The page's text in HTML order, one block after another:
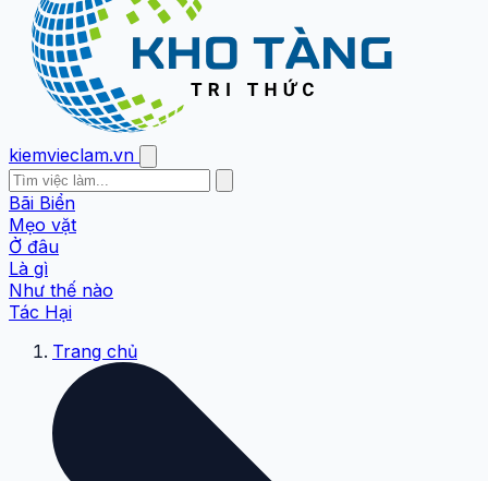
kiemvieclam.vn
Bãi Biển
Mẹo vặt
Ở đâu
Là gì
Như thế nào
Tác Hại
Trang chủ